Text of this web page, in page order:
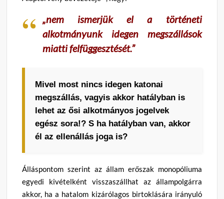
„nem ismerjük el a történeti
alkotmányunk idegen megszállások
miatti felfüggesztését.”
Mivel most nincs idegen katonai
megszállás, vagyis akkor hatályban is
lehet az ősi alkotmányos jogelvek
egész sora!? S ha hatályban van, akkor
él az ellenállás joga is?
Álláspontom szerint az állam erőszak monopóliuma
egyedi kivételként visszaszállhat az állampolgárra
akkor, ha a hatalom kizárólagos birtoklására irányuló